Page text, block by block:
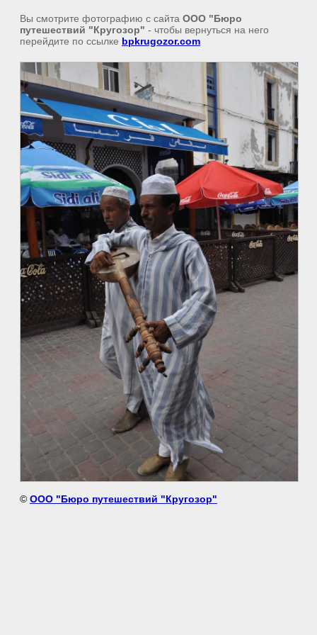
Вы смотрите фотографию с сайта ООО "Бюро
путешествий "Кругозор" - чтобы вернуться на него
перейдите по ссылке bpkrugozor.com
© ООО "Бюро путешествий "Кругозор"